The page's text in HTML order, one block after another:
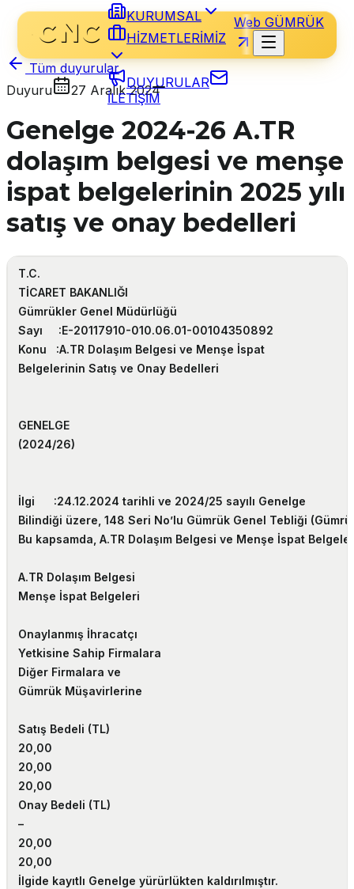
KURUMSAL
HİZMETLERİMİZ
DUYURULAR
İLETİŞİM
Web GÜMRÜK
Tüm duyurular
Duyuru
27 Aralık 2024
Genelge 2024-26 A.TR
dolaşım belgesi ve menşe
ispat belgelerinin 2025 yılı
satış ve onay bedelleri
T.C.
TİCARET BAKANLIĞI
Gümrükler Genel Müdürlüğü
Sayı :E-20117910-010.06.01-00104350892
Konu :A.TR Dolaşım Belgesi ve Menşe İspat
Belgelerinin Satış ve Onay Bedelleri
GENELGE
(2024/26)
İlgi :24.12.2024 tarihli ve 2024/25 sayılı Genelge
Bilindiği üzere, 148 Seri No’lu Gümrük Genel Tebliği
Bu kapsamda, A.TR Dolaşım Belgesi ve Menşe İspat
A.TR Dolaşım Belgesi
Menşe İspat Belgeleri
Onaylanmış İhracatçı
Yetkisine Sahip Firmalara
Diğer Firmalara ve
Gümrük Müşavirlerine
Satış Bedeli (TL)
20,00
20,00
20,00
Onay Bedeli (TL)
–
20,00
20,00
İlgide kayıtlı Genelge yürürlükten kaldırılmıştır.